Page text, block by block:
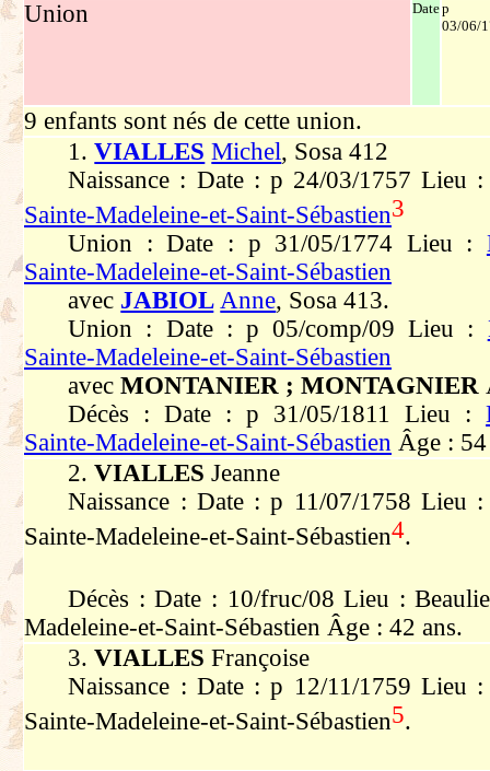
Union
Datep
03/06/
9 enfants sont nés de cette union.
1.VIALLES Michel, Sosa 412
Naissance : Date : p 24/03/1757 Lieu
Sainte-Madeleine-et-Saint-Sébastien3
Union : Date : p 31/05/1774 Lieu :
Sainte-Madeleine-et-Saint-Sébastien
avec JABIOL Anne, Sosa 413.
Union : Date : p 05/comp/09 Lieu :
Sainte-Madeleine-et-Saint-Sébastien
avecMONTANIER ; MONTAGNIER
Décès : Date : p 31/05/1811 Lieu :
Sainte-Madeleine-et-Saint-Sébastien Âge : 54
2.VIALLESJeanne
Naissance : Date : p 11/07/1758 Lieu
Sainte-Madeleine-et-Saint-Sébastien4.
Décès : Date : 10/fruc/08 Lieu :
Madeleine-et-Saint-Sébastien Âge : 42 ans.
3.VIALLESFrançoise
Naissance : Date : p 12/11/1759 Lieu
Sainte-Madeleine-et-Saint-Sébastien5.